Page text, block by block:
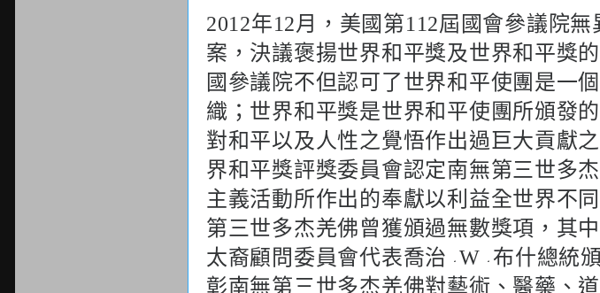
2012年12月，美國第112屆國會參議院無
案，決議褒揚世界和平獎及世界和平獎
國參議院不但認可了世界和平使團是一
織；世界和平獎是世界和平使團所頒發
對和平以及人性之覺悟作出過巨大貢獻
界和平獎評獎委員會認定南無第三世多
主義活動所作出的奉獻以利益全世界不
第三世多杰羌佛曾獲頒過無數獎項，其
太裔顧問委員會代表喬治 W
布什總統
彰南無第三世多杰羌佛對藝術、醫藥、